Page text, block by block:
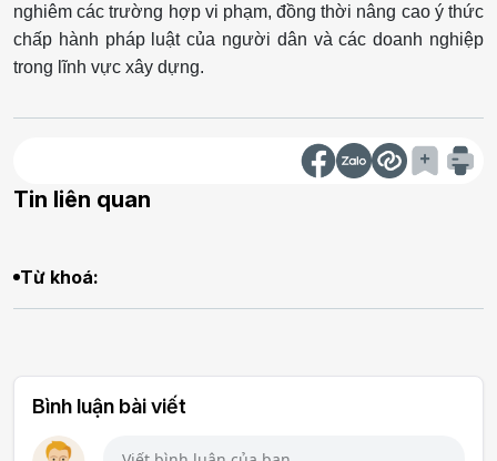
nghiêm các trường hợp vi phạm, đồng thời nâng cao ý thức
chấp hành pháp luật của người dân và các doanh nghiệp
trong lĩnh vực xây dựng.
Tin liên quan
Từ khoá:
Bình luận bài viết